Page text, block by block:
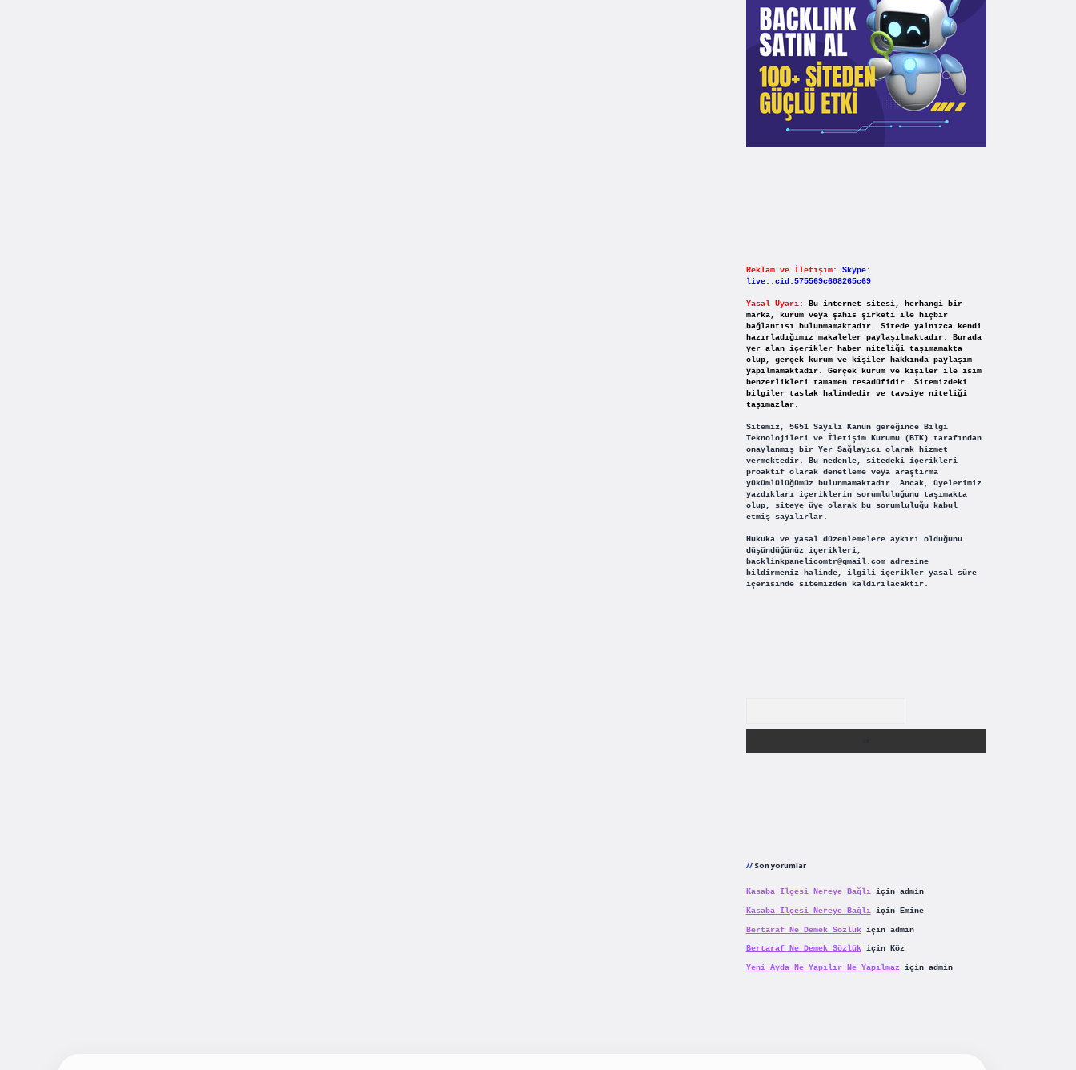
Reklam ve İletişim:
Skype:
live:.cid.575569c608265c69
Yasal Uyarı:
Bu internet sitesi, herhangi bir
marka, kurum veya şahıs şirketi ile hiçbir
bağlantısı bulunmamaktadır. Sitede yalnızca kendi
hazırladığımız makaleler paylaşılmaktadır. Burada
yer alan içerikler haber niteliği taşımamakta
olup, gerçek kurum ve kişiler hakkında paylaşım
yapılmamaktadır. Gerçek kurum ve kişiler ile isim
benzerlikleri tamamen tesadüfidir. Sitemizdeki
bilgiler taslak halindedir ve tavsiye niteliği
taşımazlar.
Sitemiz, 5651 Sayılı Kanun gereğince Bilgi
Teknolojileri ve İletişim Kurumu (BTK) tarafından
onaylanmış bir Yer Sağlayıcı olarak hizmet
vermektedir. Bu nedenle, sitedeki içerikleri
proaktif olarak denetleme veya araştırma
yükümlülüğümüz bulunmamaktadır. Ancak, üyelerimiz
yazdıkları içeriklerin sorumluluğunu taşımakta
olup, siteye üye olarak bu sorumluluğu kabul
etmiş sayılırlar.
Hukuka ve yasal düzenlemelere aykırı olduğunu
düşündüğünüz içerikleri,
backlinkpanelicomtr@gmail.comadresine
bildirmeniz halinde, ilgili içerikler yasal süre
içerisinde sitemizden kaldırılacaktır.
Son yorumlar
Kasaba Ilçesi Nereye Bağlıiçin admin
Kasaba Ilçesi Nereye Bağlıiçin Emine
Bertaraf Ne Demek Sözlükiçin admin
Bertaraf Ne Demek Sözlükiçin Köz
Yeni Ayda Ne Yapılır Ne Yapılmaziçin admin